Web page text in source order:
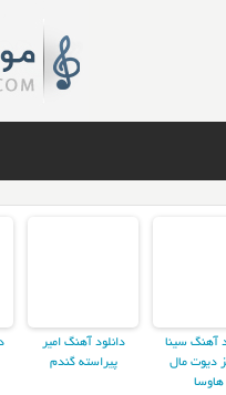
آهنگ سینا
دیوت مال
هاوسا
دانلود آهنگ امیر
پیراسته گندم